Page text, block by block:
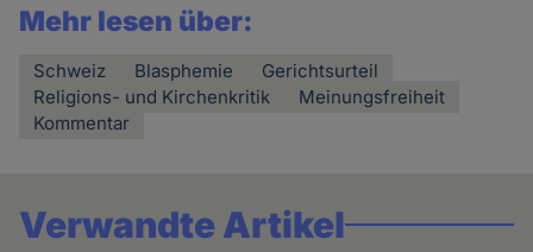
Mehr lesen über:
Schweiz Blasphemie
Gerichtsurteil
Religions- und Kirchenkritik
Meinungsfreiheit
Kommentar
Verwandte Artikel